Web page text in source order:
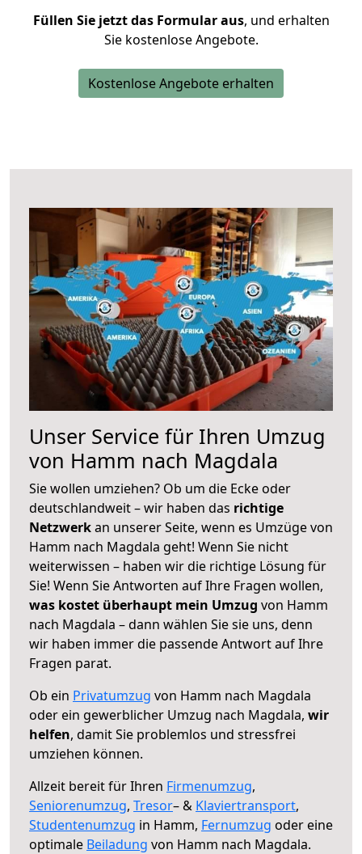
Füllen Sie jetzt das Formular aus, und erhalten
Sie kostenlose Angebote.
Kostenlose Angebote erhalten
Unser Service für Ihren Umzug
von Hamm nach Magdala
Sie wollen umziehen? Ob um die Ecke oder
deutschlandweit – wir haben das richtige
Netzwerkan unserer Seite, wenn es Umzüge von
Hamm nach Magdala geht! Wenn Sie nicht
weiterwissen – haben wir die richtige Lösung für
Sie! Wenn Sie Antworten auf Ihre Fragen wollen,
was kostet überhaupt mein Umzug von Hamm
nach Magdala – dann wählen Sie sie uns, denn
wir haben immer die passende Antwort auf Ihre
Fragen parat.
Ob ein Privatumzug von Hamm nach Magdala
oder ein gewerblicher Umzug nach Magdala, wir
helfen, damit Sie problemlos und stressfrei
umziehen können.
Allzeit bereit für Ihren Firmenumzug,
Seniorenumzug, Tresor– & Klaviertransport,
Studentenumzug in Hamm, Fernumzug oder eine
optimale Beiladung von Hamm nach Magdala.